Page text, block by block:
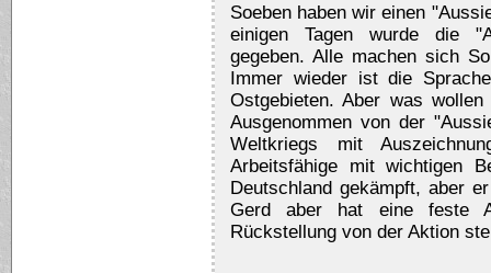
Soeben haben wir einen
einigen Tagen wurde die
gegeben. Alle machen sich
Immer wieder ist die
Ostgebieten. Aber was
Ausgenommen von der
Weltkriegs mit
Arbeitsfähige mit wichtigen
Deutschland gekämpft, aber
Gerd aber hat eine feste
Rückstellung von der Aktion